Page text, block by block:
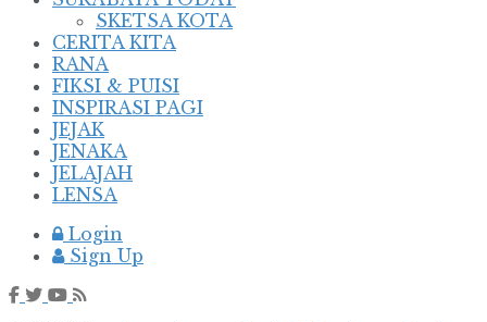
SKETSA KOTA
CERITA KITA
RANA
FIKSI & PUISI
INSPIRASI PAGI
JEJAK
JENAKA
JELAJAH
LENSA
Login
Sign Up